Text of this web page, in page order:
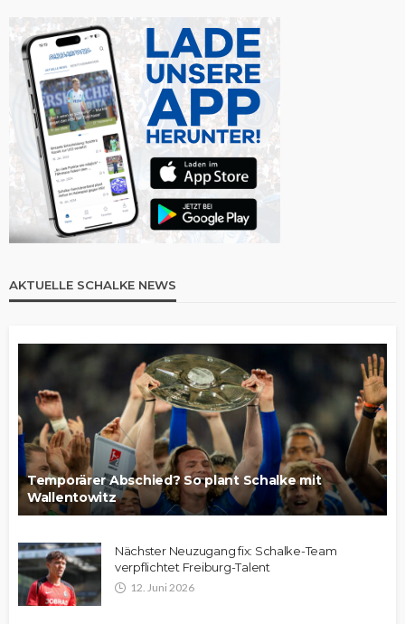
AKTUELLE SCHALKE NEWS
Temporärer Abschied? So plant Schalke mit
Wallentowitz
Nächster Neuzugang fix: Schalke-Team
verpflichtet Freiburg-Talent
12. Juni 2026